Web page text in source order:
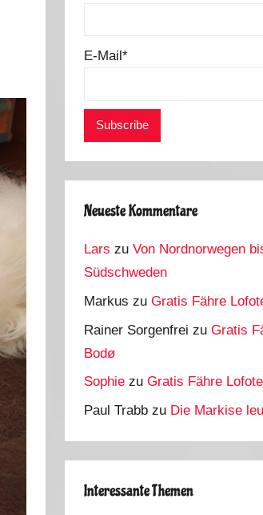
E-Mail*
Neueste Kommentare
Lars zuVon Nordnorwegen
Südschweden
Markus zuGratis Fähre
Rainer Sorgenfrei zuGratis
Bodø
Sophie zuGratis Fähre
Paul Trabb zu Die Markise
Interessante Themen